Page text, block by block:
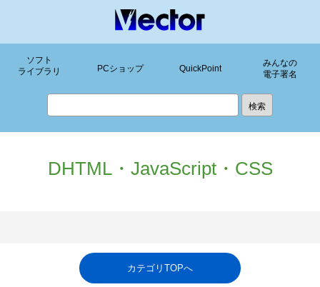
ソフト
ライブラリ
PCショップ QuickPoint
みんなの
電子署名
DHTML・JavaScript・CSS
カテゴリTOPへ